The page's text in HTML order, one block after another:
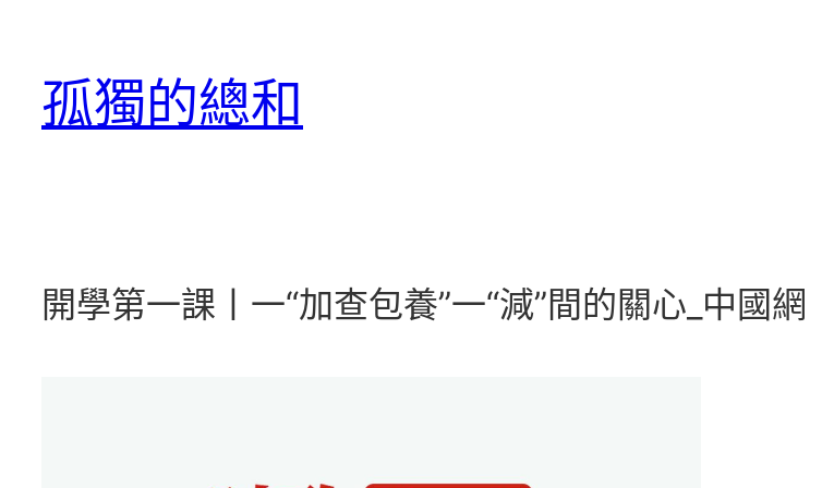
孤獨的總和
開學第一課丨一“加查包養”一“減”間的關心_中國網